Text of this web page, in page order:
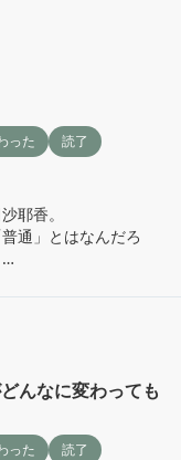
った
読了
耶香。
通」とはなんだろ
だと勘違いしてい
凄かった。
んなに変わっても
った
読了